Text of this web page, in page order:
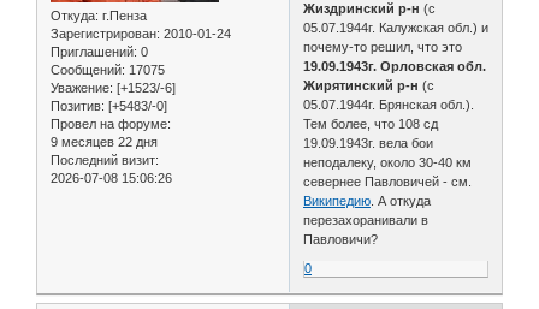
Откуда: г.Пенза
Зарегистрирован: 2010-01-24
Приглашений: 0
Сообщений: 17075
Уважение: [+1523/-6]
Позитив: [+5483/-0]
Провел на форуме:
9 месяцев 22 дня
Последний визит:
2026-07-08 15:06:26
Жиздринский р-н (с
05.07.1944г. Калужская обл.) и
почему-то решил, что это
19.09.1943г. Орловская обл.
Жирятинский р-н (с
05.07.1944г. Брянская обл.).
Тем более, что 108 сд
19.09.1943г. вела бои
неподалеку, около 30-40 км
севернее Павловичей - см.
Википедию . А откуда
перезахоранивали в
Павловичи?
0